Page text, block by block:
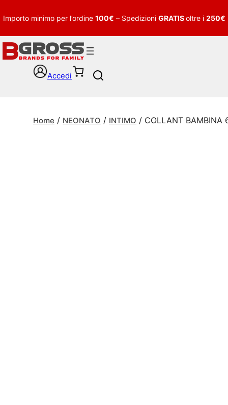
Importo minimo per l’ordine 100€ – Spedizioni GRATISoltre i 250€
Accedi
c
Home / NEONATO / INTIMO / COLLANT BAMBINA